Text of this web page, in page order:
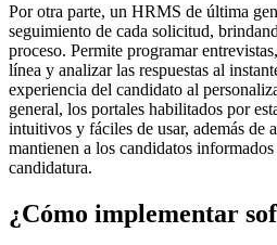
Por otra parte, un HRMS de última
seguimiento de cada solicitud,
proceso. Permite programar
línea y analizar las respuestas al
experiencia del candidato al
general, los portales habilitados por
intuitivos y fáciles de usar, además de
mantienen a los candidatos informados
candidatura.
¿Cómo implementar